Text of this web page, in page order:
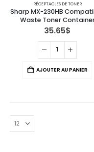
RÉCEPTACLES DE TONER
Sharp MX-230HB
Waste Toner
35.65$
AJOUTER AU PANIER